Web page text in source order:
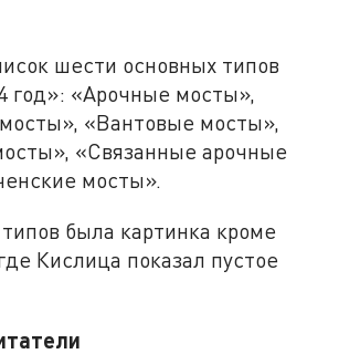
шести основных типов
год»: «Арочные мосты»,
«Вантовые мосты»,
«Связанные арочные
мосты».
была картинка кроме
Кислица показал пустое